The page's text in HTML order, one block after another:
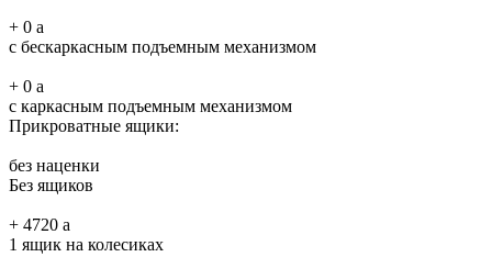
+ 0 a
с бескаркасным подъемным механизмом
+ 0 a
с каркасным подъемным механизмом
Прикроватные ящики:
без наценки
Без ящиков
+ 4720 a
1 ящик на колесиках